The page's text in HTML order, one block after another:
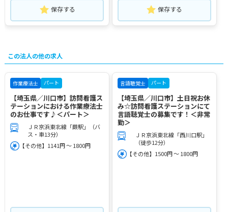
保存する 保存する
この法人の他の求人
作業療法士 パート
【埼玉県／川口市】訪問看護ス
テーションにおける作業療法士
のお仕事です♪＜パート＞
ＪＲ京浜東北線「蕨駅」（バ
ス・車13分）
【その他】1141円 ～ 1800円
言語聴覚士 パート
【埼玉県／川口市】土日祝お休
み☆訪問看護ステーションにて
言語聴覚士の募集です！＜非常
勤＞
ＪＲ京浜東北線「西川口駅」
（徒歩12分）
【その他】1500円 ～ 1800円